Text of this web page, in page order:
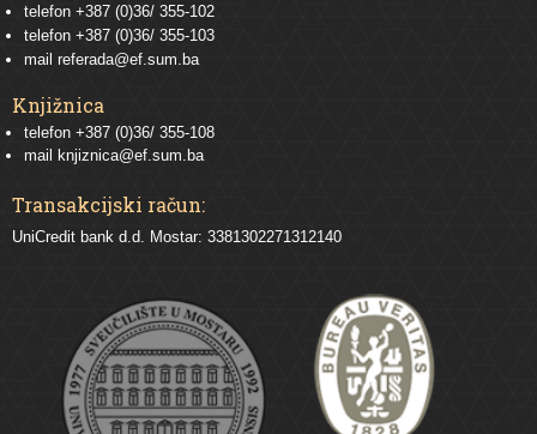
telefon +387 (0)36/ 355-102
telefon +387 (0)36/ 355-103
mail referada@ef.sum.ba
Knjižnica
telefon +387 (0)36/ 355-108
mail
knjiznica@ef.sum.ba
Transakcijski račun:
UniCredit bank d.d. Mostar: 3381302271312140